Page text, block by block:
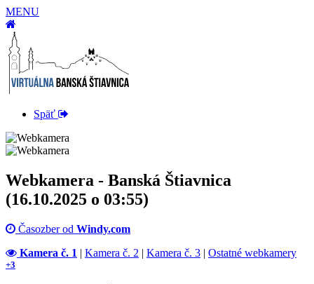
MENU
Späť
Webkamera - Banská Štiavnica
(16.10.2025 o 03:55)
Časozber od Windy.com
Kamera č. 1 | Kamera č. 2 | Kamera č. 3 | Ostatné webkamery
+3